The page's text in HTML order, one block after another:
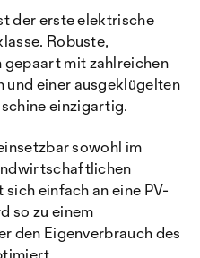
der erste elektrische
Robuste,
mit zahlreichen
und einer ausgeklügelten
einzigartig.
sowohl im
einfach an eine PV-
so zu einem
den Eigenverbrauch des